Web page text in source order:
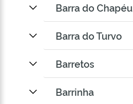
Barra do Chapéu
Barra do Turvo
Barretos
Barrinha